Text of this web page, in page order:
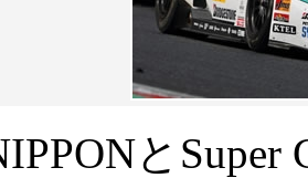
と